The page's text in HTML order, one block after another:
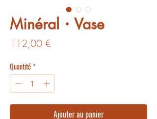
Minéral・Vase
112,00 €Prix
Quantité*
Ajouter au panier